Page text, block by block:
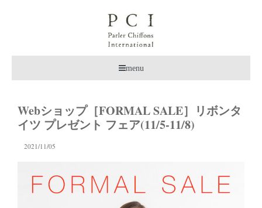
menu
Webショップ［FORMAL SALE］リボンタ
イツ プレゼント フェア(11/5-11/8)
2021/11/05